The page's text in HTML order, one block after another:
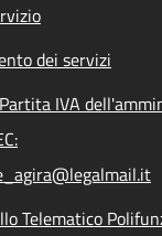
dei servizi
IVA
Telematico